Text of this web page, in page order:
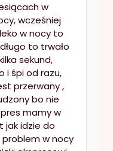
w
wcześniej
w nocy to
to trwało
sekund,
i śpi od razu,
przerwany ,
bo nie
mamy w
jak idzie do
w nocy